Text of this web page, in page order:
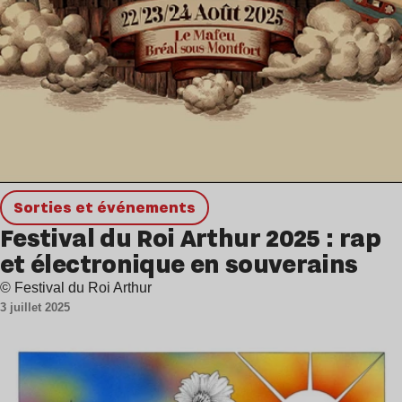
Sorties et événements
Festival du Roi Arthur 2025 : rap
et électronique en souverains
© Festival du Roi Arthur
3 juillet 2025